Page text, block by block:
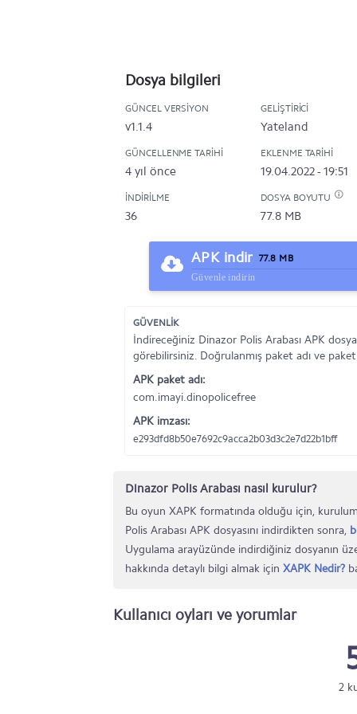
Dosya bilgileri
GÜNCEL VERSIYON
v1.1.4
GELIŞTIRICI
Yateland
GÜNCELLENME TARIHI
4 yıl önce
EKLENME TARIHI
19.04.2022 - 19:51
İNDIRILME
36
DOSYA BOYUTU
77.8 MB
APK indir 77.8 MB
Güvenle indirin
GÜVENLİK
İndireceğiniz Dinazor Polis Arabası APK
görebilirsiniz. Doğrulanmış paket adı ve
APK paket adı:
com.imayi.dinopolicefree
APK imzası:
e293dfd8b50e7692c9acca2b03d3c2e7d22b1bff
Dinazor Polis Arabası nasıl kurulur?
Bu oyun XAPK formatında olduğu için,
Polis Arabası APK dosyasını indirdikten sonra,
Uygulama arayüzünde indirdiğiniz dosyanın
hakkında detaylı bilgi almak için XAPK Nedir?
Kullanıcı oyları ve yorumlar
2